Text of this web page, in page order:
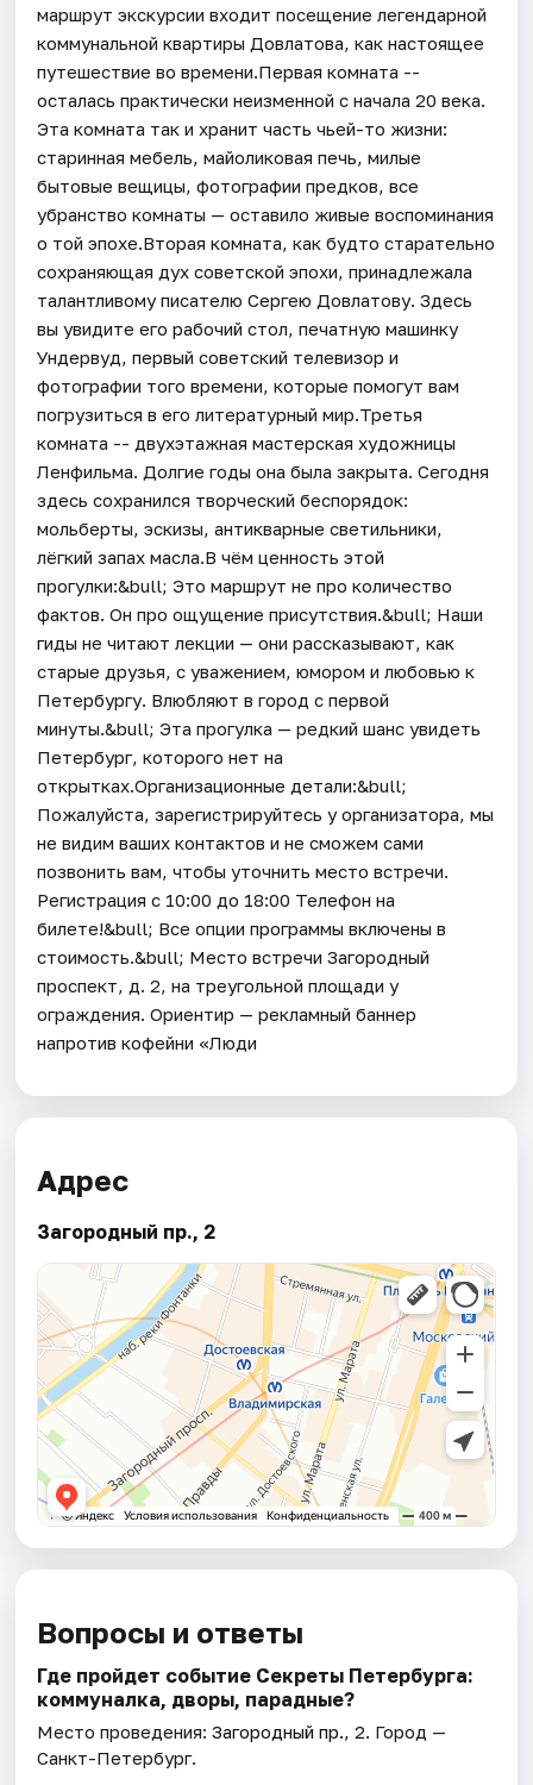
маршрут экскурсии входит посещение легендарной
коммунальной квартиры Довлатова, как настоящее
путешествие во времени.Первая комната --
осталась практически неизменной с начала 20 века.
Эта комната так и хранит часть чьей-то жизни:
старинная мебель, майоликовая печь, милые
бытовые вещицы, фотографии предков, все
убранство комнаты — оставило живые воспоминания
о той эпохе.Вторая комната, как будто старательно
сохраняющая дух советской эпохи, принадлежала
талантливому писателю Сергею Довлатову. Здесь
вы увидите его рабочий стол, печатную машинку
Ундервуд, первый советский телевизор и
фотографии того времени, которые помогут вам
погрузиться в его литературный мир.Третья
комната -- двухэтажная мастерская художницы
Ленфильма. Долгие годы она была закрыта. Сегодня
здесь сохранился творческий беспорядок:
мольберты, эскизы, антикварные светильники,
лёгкий запах масла.В чём ценность этой
прогулки:&bull; Это маршрут не про количество
фактов. Он про ощущение присутствия.&bull; Наши
гиды не читают лекции — они рассказывают, как
старые друзья, с уважением, юмором и любовью к
Петербургу. Влюбляют в город с первой
минуты.&bull; Эта прогулка — редкий шанс увидеть
Петербург, которого нет на
открытках.Организационные детали:&bull;
Пожалуйста, зарегистрируйтесь у организатора, мы
не видим ваших контактов и не сможем сами
позвонить вам, чтобы уточнить место встречи.
Регистрация c 10:00 до 18:00 Телефон на
билете!&bull; Все опции программы включены в
стоимость.&bull; Место встречи Загородный
проспект, д. 2, на треугольной площади у
ограждения. Ориентир — рекламный баннер
напротив кофейни «Люди
Адрес
Загородный пр., 2
Вопросы и ответы
Где пройдет событие Секреты Петербурга:
коммуналка, дворы, парадные?
Место проведения:Загородный пр., 2. Город —
Санкт-Петербург.